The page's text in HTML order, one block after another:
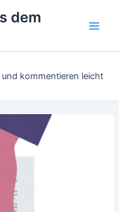
dem
kommentieren leicht